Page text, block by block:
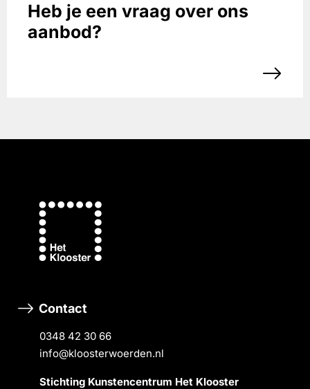
Heb je een vraag over ons
aanbod?
Contact
0348 42 30 66
info@kloosterwoerden.nl
Stichting Kunstencentrum Het Klooster